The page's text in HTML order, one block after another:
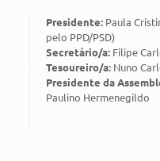
Presidente:Paula
pelo PPD/PSD)
Secretário/a:Filipe
Tesoureiro/a:Nuno
Presidente da
Paulino Hermenegildo